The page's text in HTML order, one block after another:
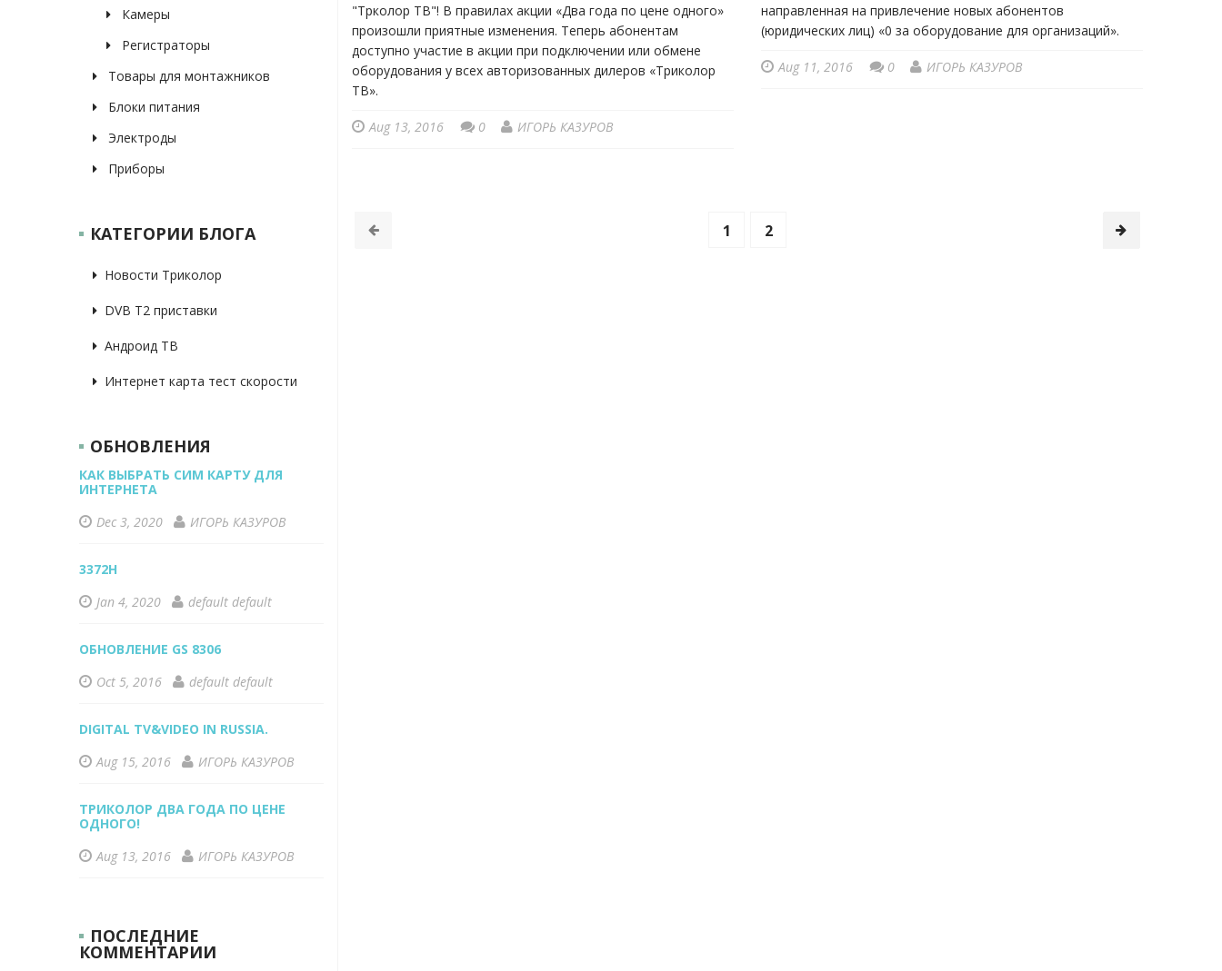
Камеры
Регистраторы
Товары для монтажников
Блоки питания
Электроды
Приборы
КАТЕГОРИИ БЛОГА
Новости Триколор
DVB T2 приставки
Андроид ТВ
Интернет карта тест скорости
ОБНОВЛЕНИЯ
КАК ВЫБРАТЬ СИМ КАРТУ ДЛЯ
ИНТЕРНЕТА
Dec 3, 2020
ИГОРЬ КАЗУРОВ
3372H
Jan 4, 2020
default default
ОБНОВЛЕНИЕ GS 8306
Oct 5, 2016
default default
DIGITAL TV&VIDEO IN RUSSIA.
Aug 15, 2016
ИГОРЬ КАЗУРОВ
ТРИКОЛОР ДВА ГОДА ПО ЦЕНЕ
ОДНОГО!
Aug 13, 2016
ИГОРЬ КАЗУРОВ
ПОСЛЕДНИЕ
КОММЕНТАРИИ
"Трколор ТВ"! В правилах акции «Два года по цене одного»
произошли приятные изменения. Теперь абонентам
доступно участие в акции при подключении или обмене
оборудования у всех авторизованных дилеров «Триколор
ТВ».
Aug 13, 2016 0 ИГОРЬ КАЗУРОВ
направленная на привлечение новых абонентов
(юридических лиц) «0 за оборудование для организаций».
Aug 11, 2016 0 ИГОРЬ КАЗУРОВ
1 2